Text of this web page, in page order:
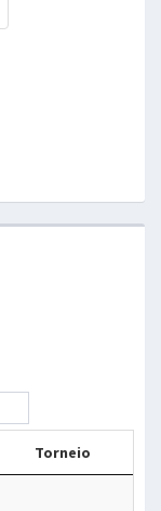
Torneio